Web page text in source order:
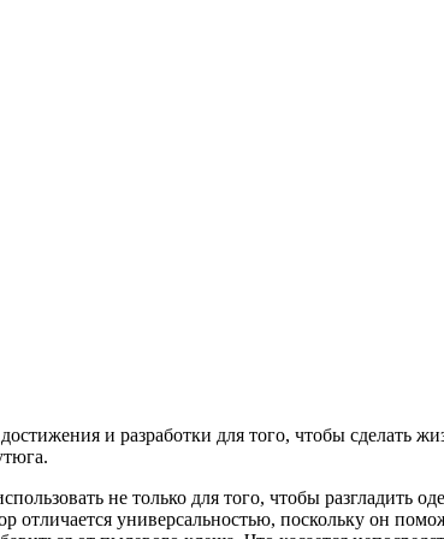
и разработки для того, чтобы сделать
не только для того, чтобы
универсальностью, поскольку он